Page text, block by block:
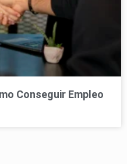
Conseguir Empleo